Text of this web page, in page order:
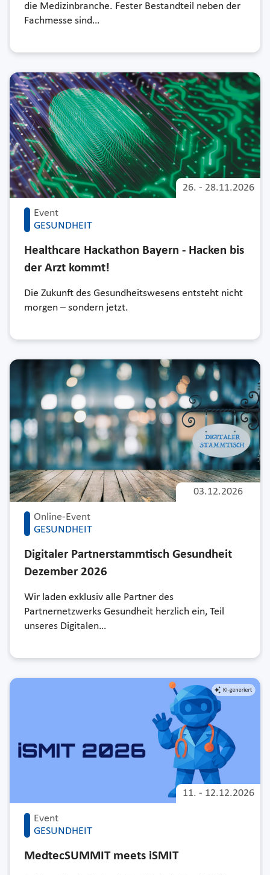
die Medizinbranche. Fester Bestandteil neben der
Fachmesse sind…
Event
GESUNDHEIT
26. - 28.11.2026
Healthcare Hackathon Bayern - Hacken bis
der Arzt kommt!
Die Zukunft des Gesundheitswesens entsteht nicht
morgen – sondern jetzt.
Online-Event
GESUNDHEIT
03.12.2026
Digitaler Partnerstammtisch Gesundheit
Dezember 2026
Wir laden exklusiv alle Partner des
Partnernetzwerks Gesundheit herzlich ein, Teil
unseres Digitalen…
Event
GESUNDHEIT
11. - 12.12.2026
MedtecSUMMIT meets iSMIT